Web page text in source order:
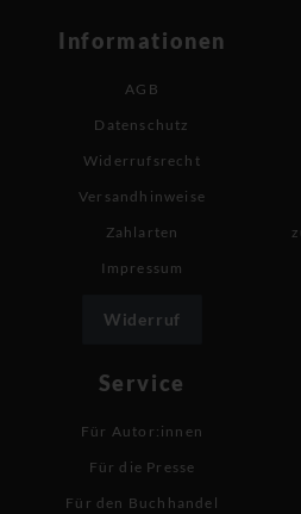
Informationen
AGB
Datenschutz
Widerrufsrecht
Versandhinweise
Zahlarten
Impressum
Widerruf
Service
Für Autor:innen
Für die Presse
Für den Buchhandel